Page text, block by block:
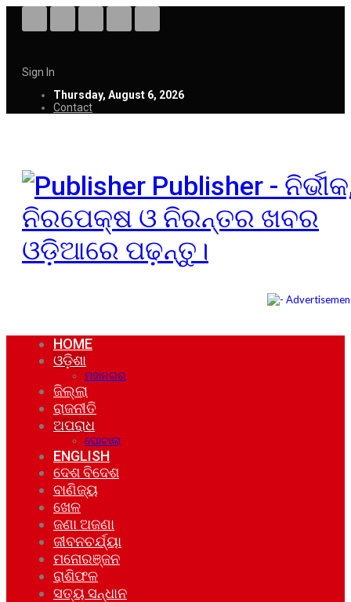
Sign In
Thursday, August 6, 2026
Contact
Publisher -
ନିରପେକ୍ଷ ଓ ନିରନ୍ତର ଖବର
ଓଡ଼ିଆରେ ପଢ଼ନ୍ତୁ।
HOME
ଓଡ଼ିଶା
ମହାନଗର
ଜିଲ୍ଲା
ରାଜନୀତି
ଅପରାଧ
ଘୋଟାଲା
ENGLISH
ଦେଶ ବିଦେଶ
ବାଣିଜ୍ୟ
ଖେଳ
ଜଣା ଅଜଣା
ଜୀବନଚର୍ଯ୍ୟା
ମନୋରଞ୍ଜନ
ରାଶିଫଳ
ସତ୍ୟ ସନ୍ଧାନ